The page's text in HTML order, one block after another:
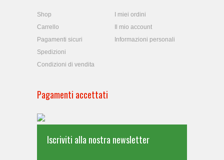
Shop
Carrello
Pagamenti sicuri
Spedizioni
Condizioni di vendita
I miei ordini
Il mio account
Informazioni personali
Pagamenti accettati
Iscriviti alla nostra newsletter